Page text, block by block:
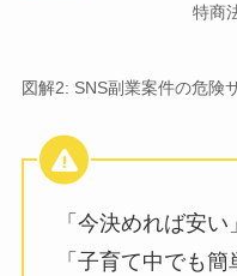
特商
図解2: SNS副業案件の危険
「今決めれば安
「子育て中でも